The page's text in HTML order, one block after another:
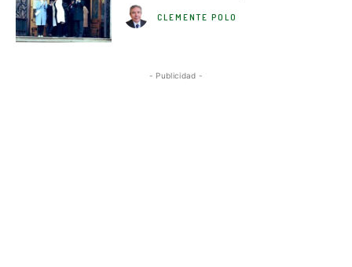
CLEMENTE POLO
- Publicidad -